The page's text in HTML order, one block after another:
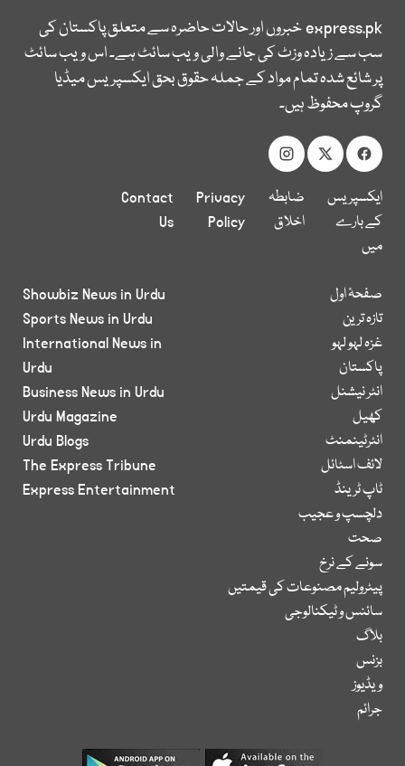
express.pkخبروں اور حالات حاضرہ سے متعلق پاکستان کی
سب سے زیادہ وزٹ کی جانے والی ویب سائٹ ہے۔ اس ویب سائٹ
پر شائع شدہ تمام مواد کے جملہ حقوق بحق ایکسپریس میڈیا
گروپ محفوظ ہیں۔
ایکسپریس
کے بارے
میں
ضابطہ
اخلاق
Privacy
Policy
Contact
Us
صفحۂ اول
تازہ ترین
غزہ لہو لہو
پاکستان
انٹر نیشنل
کھیل
انٹرٹینمنٹ
لائف اسٹائل
ٹاپ ٹرینڈ
دلچسپ و عجیب
صحت
سونے کے نرخ
پیٹرولیم مصنوعات کی قیمتیں
سائنس و ٹیکنالوجی
بلاگ
بزنس
ویڈیوز
جرائم
Showbiz News in Urdu
Sports News in Urdu
International News in
Urdu
Business News in Urdu
Urdu Magazine
Urdu Blogs
The Express Tribune
Express Entertainment